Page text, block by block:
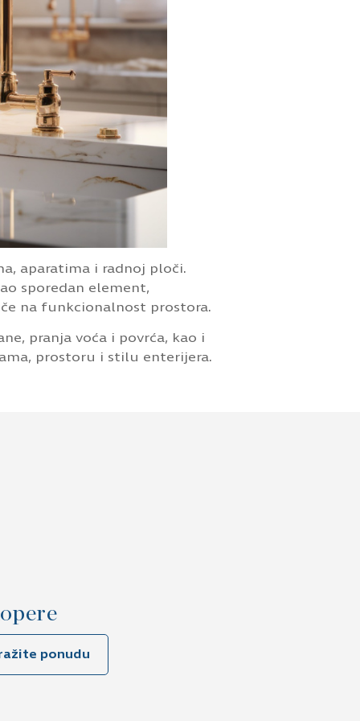
aparatima i radnoj ploči.
sporedan element,
na funkcionalnost prostora.
pranja voća i povrća, kao i
prostoru i stilu enterijera.
COMPACT INOX LEMIS XL
ponudu